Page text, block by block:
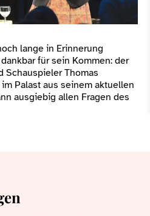
lange in Erinnerung
für sein Kommen: der
Schauspieler Thomas
Palast aus seinem aktuellen
ausgiebig allen Fragen des